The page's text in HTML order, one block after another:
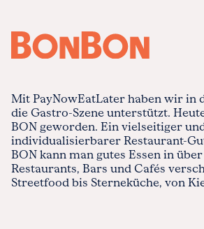
Mit PayNowEatLater haben wir in
die Gastro-Szene unterstützt.
BON geworden. Ein vielseitiger
individualisierbarer Restaurant-
BON kann man gutes Essen in über
Restaurants, Bars und Cafés
Streetfood bis Sterneküche, von